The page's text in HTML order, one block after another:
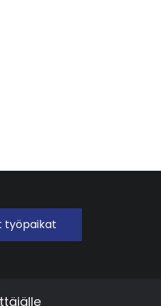
työpaikat